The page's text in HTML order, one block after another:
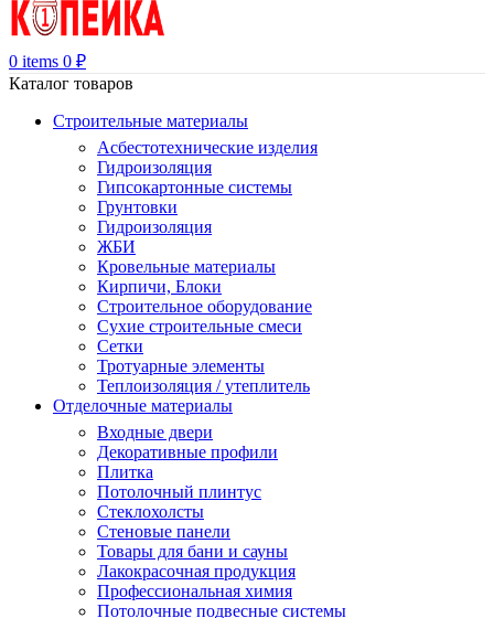
0 items 0 ₽
Каталог товаров
Строительные материалы
Асбестотехнические изделия
Гидроизоляция
Гипсокартонные системы
Грунтовки
Гидроизоляция
ЖБИ
Кровельные материалы
Кирпичи, Блоки
Строительное оборудование
Сухие строительные смеси
Сетки
Тротуарные элементы
Теплоизоляция / утеплитель
Отделочные материалы
Входные двери
Декоративные профили
Плитка
Потолочный плинтус
Стеклохолсты
Стеновые панели
Товары для бани и сауны
Лакокрасочная продукция
Профессиональная химия
Потолочные подвесные системы